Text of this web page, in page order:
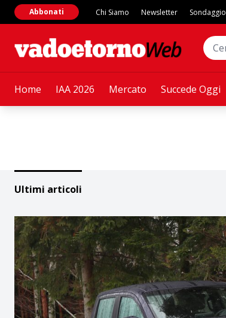
Home IAA 2026 Mercato Succede Oggi
Abbonati Chi Siamo Newsletter Sondaggio
Ultimi articoli